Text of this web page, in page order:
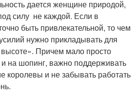
дается женщине природой,
силу не каждой. Если в
быть привлекательной, то чем
нужно прикладывать для
Причем мало просто
и на шопинг, важно поддерживать
королевы и не забывать работать